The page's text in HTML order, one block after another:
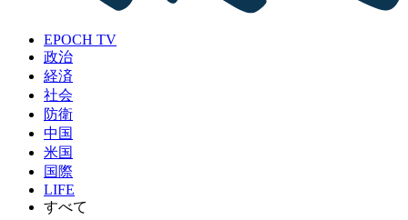
EPOCH TV
政治
経済
社会
防衛
中国
米国
国際
LIFE
すべて